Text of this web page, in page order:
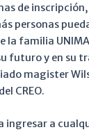
de
personas
la familia
futuro y en su
magister
CREO.
ingresar a